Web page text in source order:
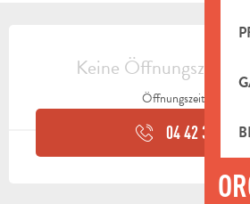
ÖFFNUNGSZEITEN
Keine Öffnungszeiten
Öffnungszeiten ansehen
04 42 32 91